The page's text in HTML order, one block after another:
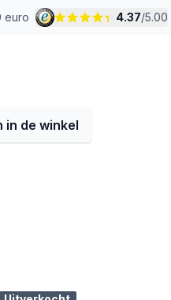
euro 4.37/5.00
in de winkel